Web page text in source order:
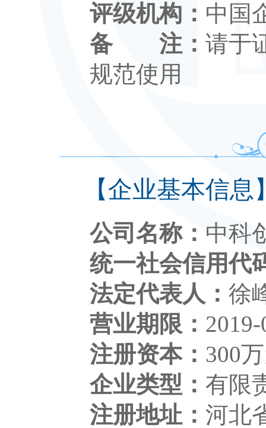
评级机构： 中国
备 注： 请于
规范使用
【企业基本信息
公司名称： 中科
统一社会信用代
法定代表人： 徐
营业期限：
注册资本： 300
企业类型： 有限
注册地址： 河北